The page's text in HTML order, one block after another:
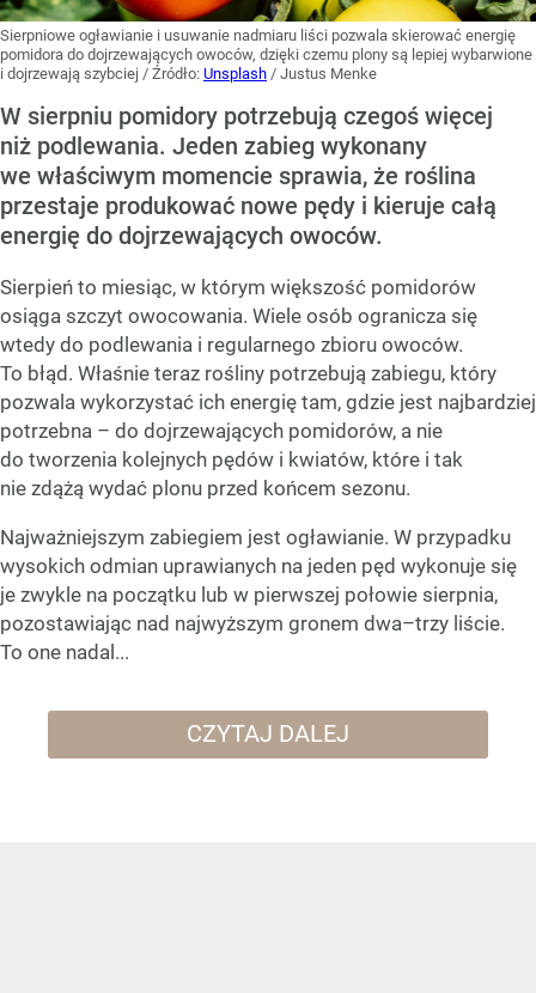
Sierpniowe ogławianie i usuwanie nadmiaru liści pozwala skierować energię
pomidora do dojrzewających owoców, dzięki czemu plony są lepiej wybarwione
i dojrzewają szybciej / Źródło: Unsplash / Justus Menke
W sierpniu pomidory potrzebują czegoś więcej
niż podlewania. Jeden zabieg wykonany
we właściwym momencie sprawia, że roślina
przestaje produkować nowe pędy i kieruje całą
energię do dojrzewających owoców.
Sierpień to miesiąc, w którym większość pomidorów
osiąga szczyt owocowania. Wiele osób ogranicza się
wtedy do podlewania i regularnego zbioru owoców.
To błąd. Właśnie teraz rośliny potrzebują zabiegu, który
pozwala wykorzystać ich energię tam, gdzie jest najbardziej
potrzebna – do dojrzewających pomidorów, a nie
do tworzenia kolejnych pędów i kwiatów, które i tak
nie zdążą wydać plonu przed końcem sezonu.
Najważniejszym zabiegiem jest ogławianie. W przypadku
wysokich odmian uprawianych na jeden pęd wykonuje się
je zwykle na początku lub w pierwszej połowie sierpnia,
pozostawiając nad najwyższym gronem dwa–trzy liście.
To one nadal...
CZYTAJ DALEJ